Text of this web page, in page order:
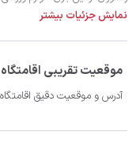
نمایش جزئیات بیشتر
موقعیت تقریبی اقامتگاه
آدرس و موقعیت دقیق